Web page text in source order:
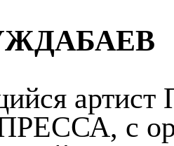
артист
с